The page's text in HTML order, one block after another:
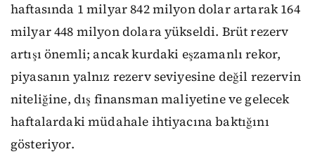
haftasında 1 milyar 842 milyon dolar artarak 164
milyar 448 milyon dolara yükseldi. Brüt rezerv
artışı önemli; ancak kurdaki eşzamanlı rekor,
piyasanın yalnız rezerv seviyesine değil rezervin
niteliğine, dış finansman maliyetine ve gelecek
haftalardaki müdahale ihtiyacına baktığını
gösteriyor.